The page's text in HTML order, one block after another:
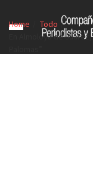
Home
Todo
En Almoloya de